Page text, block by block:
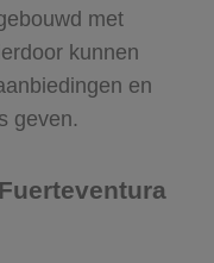
met
kunnen
en
geven.